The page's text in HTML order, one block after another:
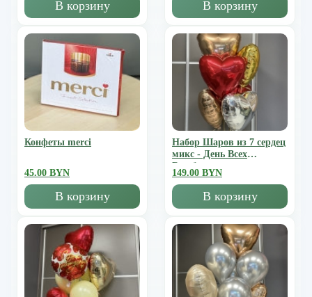
В корзину В корзину
Конфеты merci
45.00 BYN
В корзину
Набор Шаров из 7 сердец
микс - День Всех
Влюбленных
149.00 BYN
В корзину